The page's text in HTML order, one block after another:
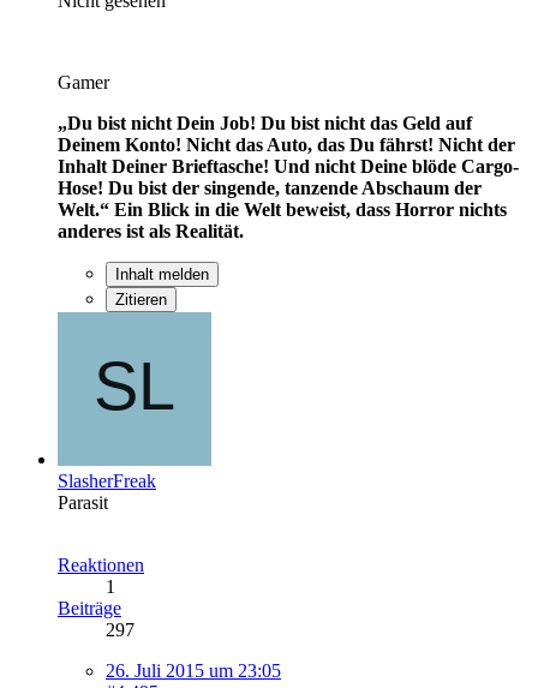
Gamer
„Du bist nicht Dein Job! Du bist nicht das Geld auf
Deinem Konto! Nicht das Auto, das Du fährst! Nicht der
Inhalt Deiner Brieftasche! Und nicht Deine blöde Cargo-
Hose! Du bist der singende, tanzende Abschaum der
Welt.“ Ein Blick in die Welt beweist, dass Horror nichts
anderes ist als Realität.
Inhalt melden
Zitieren
SlasherFreak
Parasit
Reaktionen
1
Beiträge
297
26. Juli 2015 um 23:05